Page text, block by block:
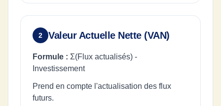
2 Valeur Actuelle Nette (VAN)
Formule : Σ(Flux actualisés) -
Investissement
Prend en compte l'actualisation des flux
futurs.